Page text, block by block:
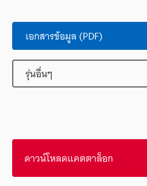
เอกสารข้อมูล (PDF)
รุ่นอื่นๆ
ดาวน์โหลดแคตตาล็อก